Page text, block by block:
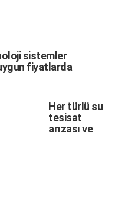
sistemler
fiyatlarda
Her türlü su
tesisat
arızasıve